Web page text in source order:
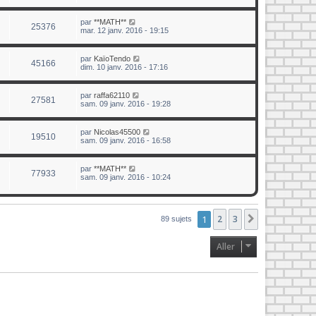
25376 par **MATH**
mar. 12 janv. 2016 - 19:15
45166 par KaïoTendo
dim. 10 janv. 2016 - 17:16
27581 par raffa62110
sam. 09 janv. 2016 - 19:28
19510 par Nicolas45500
sam. 09 janv. 2016 - 16:58
77933 par **MATH**
sam. 09 janv. 2016 - 10:24
89 sujets 1 2 3 Suivant
Aller